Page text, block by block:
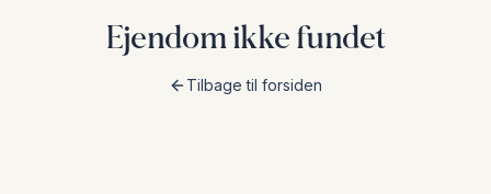
Ejendom ikke fundet
Tilbage til forsiden